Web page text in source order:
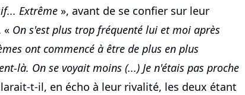
Extrême », avant de se confier sur leur
« On s'est plus trop fréquenté lui et moi après
ont commencé à être de plus en plus
là. On se voyait moins (...) Je n'étais pas proche
t-il, en écho à leur rivalité, les deux étant